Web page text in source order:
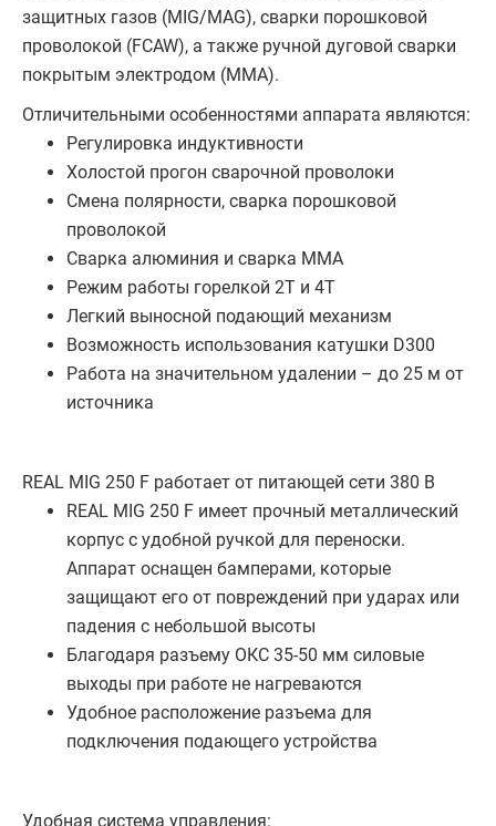
защитных газов (MIG/MAG), сварки порошковой
проволокой (FCAW), а также ручной дуговой сварки
покрытым электродом (ММА).
Отличительными особенностями аппарата являются:
Регулировка индуктивности
Холостой прогон сварочной проволоки
Смена полярности, сварка порошковой
проволокой
Сварка алюминия и сварка ММА
Режим работы горелкой 2T и 4T
Легкий выносной подающий механизм
Возможность использования катушки D300
Работа на значительном удалении – до 25 м от
источника
REAL MIG 250 F работает от питающей сети 380 В
REAL MIG 250 F имеет прочный металлический
корпус с удобной ручкой для переноски.
Аппарат оснащен бамперами, которые
защищают его от повреждений при ударах или
падения с небольшой высоты
Благодаря разъему ОКС 35-50 мм силовые
выходы при работе не нагреваются
Удобное расположение разъема для
подключения подающего устройства
Удобная система управления: